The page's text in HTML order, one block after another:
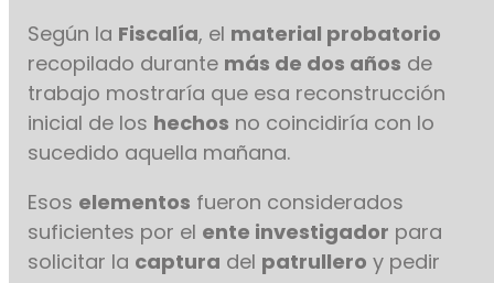
Según la Fiscalía, el material probatorio
recopilado durante más de dos años de
trabajo mostraría que esa reconstrucción
inicial de los hechos no coincidiría con lo
sucedido aquella mañana.
Esos elementos fueron considerados
suficientes por el ente investigador para
solicitar la captura del patrullero y pedir